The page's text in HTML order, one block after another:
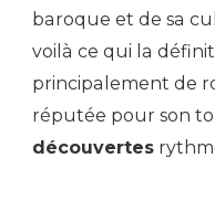
baroque et de sa
voilà ce qui la
principalement de
réputée pour son
découvertes